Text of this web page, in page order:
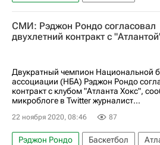
СМИ: Рэджон Рондо согласовал
двухлетний контракт с
Двукратный чемпион Национальной
ассоциации (НБА) Рэджон Рондо
контракт с клубом "Атланта Хокс",
микроблоге в Twitter журналист...
22 ноября 2020, 08:46 87
Рэджон Рондо Баскетбол